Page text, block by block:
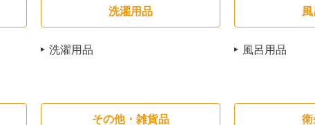
洗濯用品
洗濯用品 風呂用品
その他・雑貨品 衛